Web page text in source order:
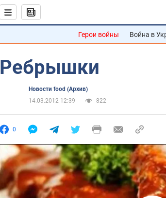
Герои войны Война в
Ребрышки
Новости food (Архив)
14.03.2012 12:39
822
0